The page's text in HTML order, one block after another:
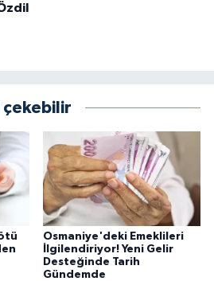
çekebilir
Osmaniye'deki Emeklileri
İlgilendiriyor! Yeni Gelir
Desteğinde Tarih
Gündemde